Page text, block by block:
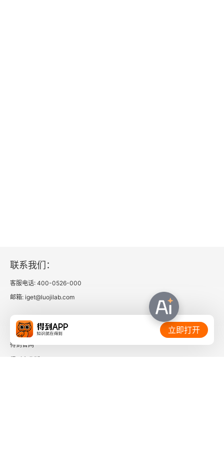
联系我们：
客服电话: 400-0526-000
邮箱: iget@luojilab.com
相关链接：
得到官网
立即打开